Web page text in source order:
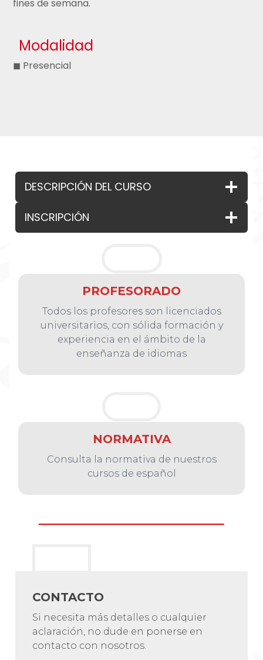
fines de semana.
Modalidad
◼ Presencial
DESCRIPCIÓN DEL CURSO
INSCRIPCIÓN
PROFESORADO
Todos los profesores son licenciados
universitarios, con sólida formación y
experiencia en el ámbito de la
enseñanza de idiomas
NORMATIVA
Consulta la normativa de nuestros
cursos de español
CONTACTO
Si necesita más detalles o cualquier
aclaración, no dude en ponerse en
contacto con nosotros.